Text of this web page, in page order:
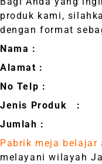
produk kami,
dengan format
Nama :
Alamat :
No Telp :
Jenis Produk :
Jumlah :
Pabrik meja belajar
melayani wilayah